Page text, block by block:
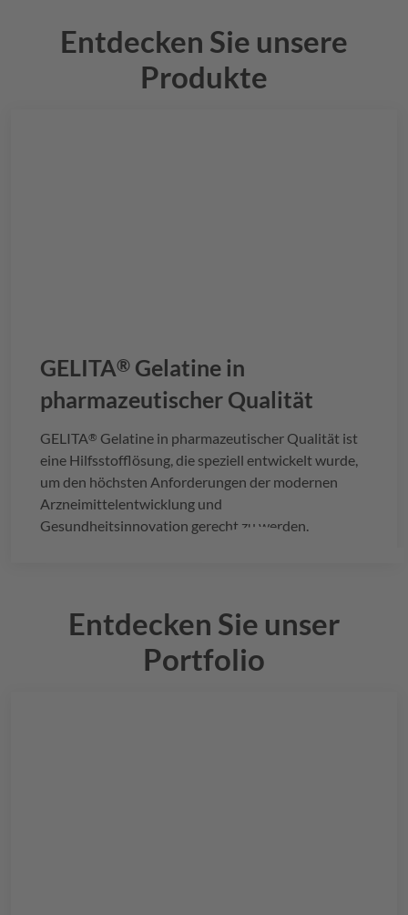
Entdecken Sie unsere
Produkte
GELITA® Gelatine in
pharmazeutischer Qualität
GELITA® Gelatine in pharmazeutischer Qualität ist
eine Hilfsstofflösung, die speziell entwickelt wurde,
um den höchsten Anforderungen der modernen
Arzneimittelentwicklung und
Gesundheitsinnovation gerecht zu werden.
Entdecken Sie unser
Portfolio